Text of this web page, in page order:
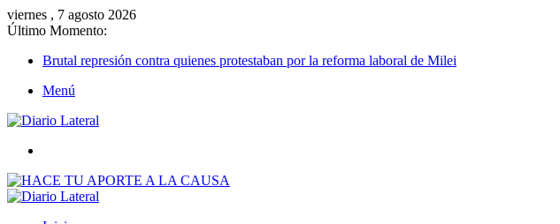
viernes , 7 agosto 2026
Último Momento:
Brutal represión contra quienes protestaban por la reforma laboral de Milei
Menú